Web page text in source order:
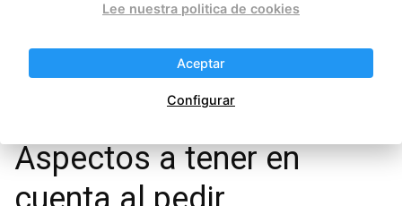
encuentra en proceso, podes
otras alternativas de
con Veraz negativo
Aspectos a tener en
Lee nuestra politica de cookies
Aceptar
Configurar